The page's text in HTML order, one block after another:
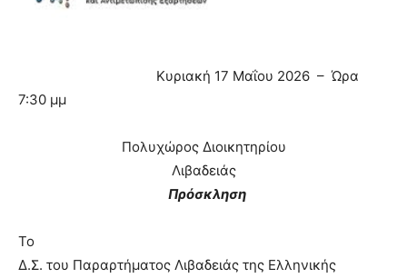
Κυριακή 17 Μαΐου 2026 – Ώρα
7:30 μμ
Πολυχώρος Διοικητηρίου
Λιβαδειάς
Πρόσκληση
Το
Δ.Σ. του Παραρτήματος Λιβαδειάς της Ελληνικής